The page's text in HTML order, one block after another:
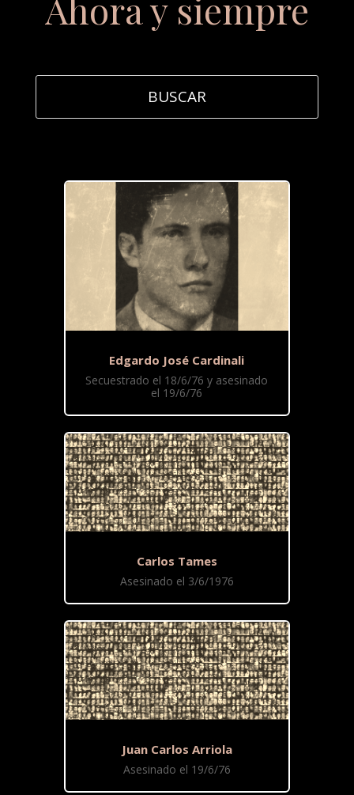
Edgardo José Cardinali
Secuestrado el 18/6/76 y asesinado
el 19/6/76
Carlos Tames
Asesinado el 3/6/1976
Juan Carlos Arriola
Asesinado el 19/6/76